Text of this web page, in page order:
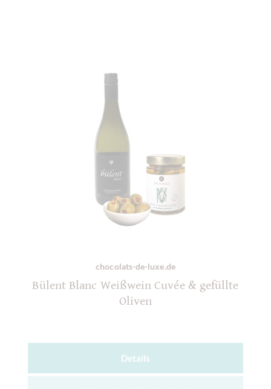
chocolats-de-luxe.de
Bülent Blanc Weißwein Cuvée & gefüllte
Oliven
Details